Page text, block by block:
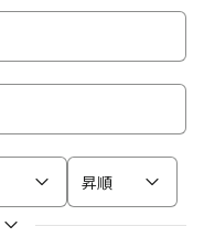
昇順